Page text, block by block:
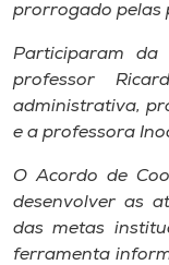
A+
A-
prorrogado pelas
Participaram da
professor
administrativa,
e a professora
O Acordo de
desenvolver as
das metas
ferramenta